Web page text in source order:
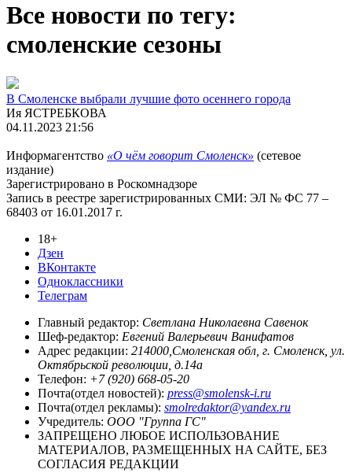
Все новости по тегу:
смоленские сезоны
В Смоленске выбрали лучшие фото осеннего города
Ия ЯСТРЕБКОВА
04.11.2023 21:56
Информагентство «О чём говорит Смоленск» (сетевое
издание)
Зарегистрировано в Роскомнадзоре
Запись в реестре зарегистрированных СМИ: ЭЛ № ФС 77 –
68403 от 16.01.2017 г.
18+
Дзен
ВКонтакте
Одноклассники
Телеграм
Главный редактор: Светлана Николаевна Савенок
Шеф-редактор: Евгений Валерьевич Ванифатов
Адрес редакции: 214000,Смоленская обл, г. Смоленск, ул.
Октябрьской революции, д.14а
Телефон: +7 (920) 668-05-20
Почта(отдел новостей): press@smolensk-i.ru
Почта(отдел рекламы): smolredaktor@yandex.ru
Учредитель: ООО "Группа ГС"
ЗАПРЕЩЕНО ЛЮБОЕ ИСПОЛЬЗОВАНИЕ
МАТЕРИАЛОВ, РАЗМЕЩЕННЫХ НА САЙТЕ, БЕЗ
СОГЛАСИЯ РЕДАКЦИИ